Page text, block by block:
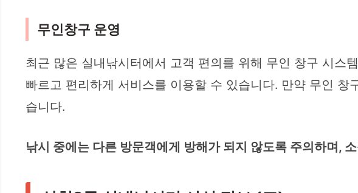
무인창구 운영
최근 많은 실내낚시터에서 고객 편의를 위해 무인 창구 시스
빠르고 편리하게 서비스를 이용할 수 있습니다. 만약 무인
습니다.
낚시 중에는 다른 방문객에게 방해가 되지 않도록 주의하며,